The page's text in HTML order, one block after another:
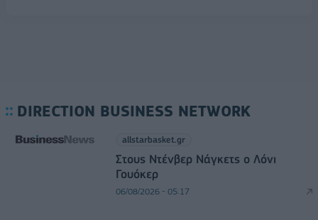
DIRECTION BUSINESS NETWORK
allstarbasket.gr
Στους Ντένβερ Νάγκετς ο Λόνι
Γουόκερ
06/08/2026 - 05:17